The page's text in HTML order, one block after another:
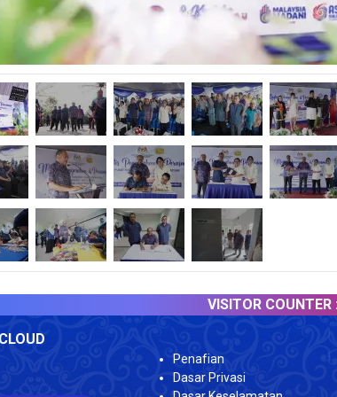
VISITOR COUNTER :
Penafian
Dasar Privasi